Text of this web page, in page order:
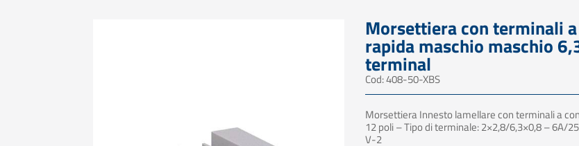
Morsettiera con terminali
rapida maschio maschio
terminal
Cod: 408-50-XBS
Morsettiera Innesto lamellare con terminali a
12 poli – Tipo di terminale: 2×2,8/6,3×0,8 – 6A/
V-2